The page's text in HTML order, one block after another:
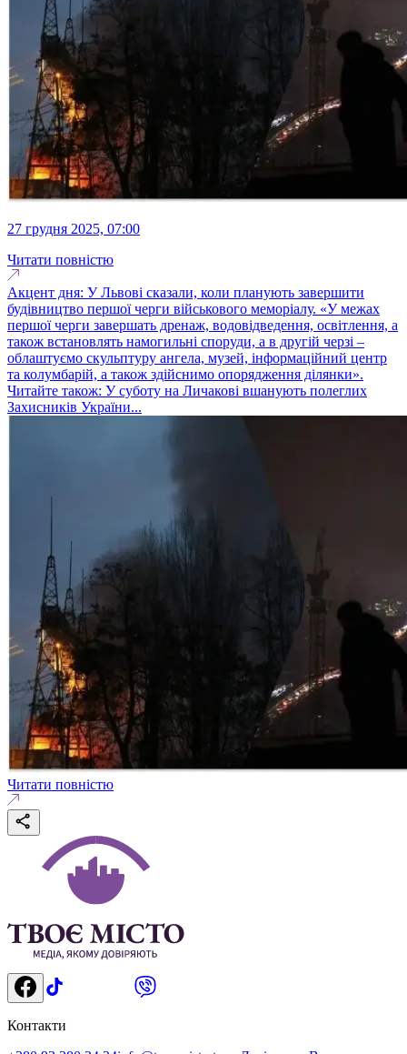
27 грудня 2025, 07:00
Читати повністю
Акцент дня: У Львові сказали, коли планують завершити
будівництво першої черги військового меморіалу. «У межах
першої черги завершать дренаж, водовідведення, освітлення, а
також встановлять намогильні споруди, а в другій черзі –
облаштуємо скульптуру ангела, музей, інформаційний центр
та колумбарій, а також здійснимо опорядження ділянки».
Читайте також: У суботу на Личакові вшанують полеглих
Захисників України...
Читати повністю
Контакти